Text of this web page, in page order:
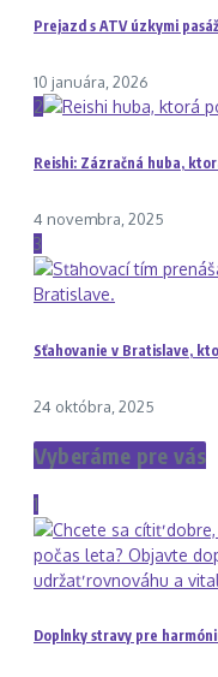
Prejazd s ATV úzkymi
10 januára, 2026
2
Reishi: Zázračná huba,
4 novembra, 2025
3
Sťahovanie v Bratislave,
24 októbra, 2025
Vyberáme pre vás
1
Doplnky stravy pre